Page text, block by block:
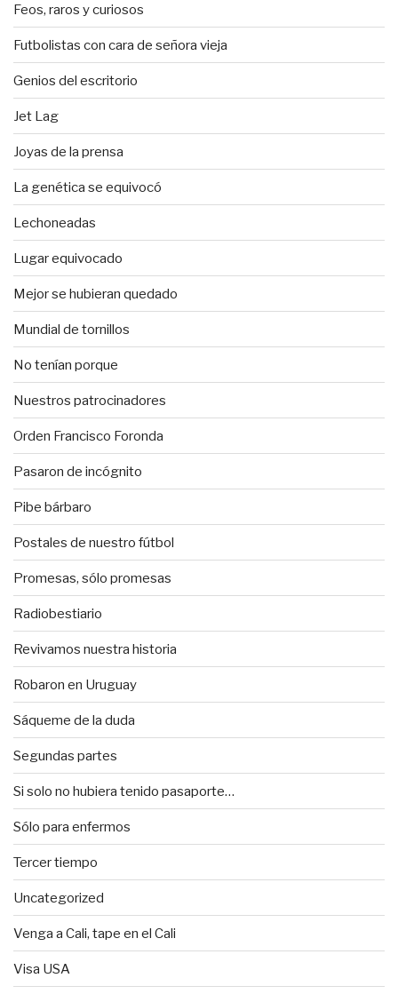
Feos, raros y curiosos
Futbolistas con cara de señora vieja
Genios del escritorio
Jet Lag
Joyas de la prensa
La genética se equivocó
Lechoneadas
Lugar equivocado
Mejor se hubieran quedado
Mundial de tornillos
No tenían porque
Nuestros patrocinadores
Orden Francisco Foronda
Pasaron de incógnito
Pibe bárbaro
Postales de nuestro fútbol
Promesas, sólo promesas
Radiobestiario
Revivamos nuestra historia
Robaron en Uruguay
Sáqueme de la duda
Segundas partes
Si solo no hubiera tenido pasaporte…
Sólo para enfermos
Tercer tiempo
Uncategorized
Venga a Cali, tape en el Cali
Visa USA